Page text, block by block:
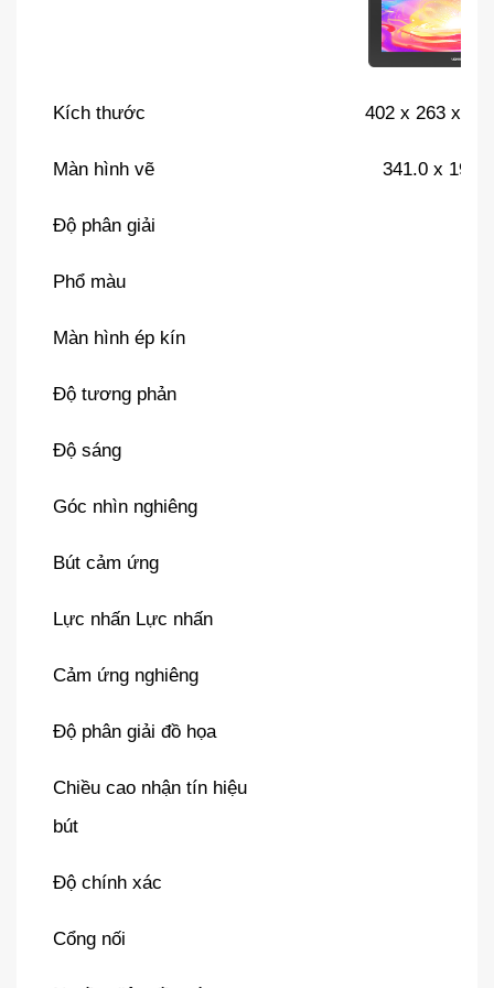
Kích thước 402 x 263 x
Màn hình vẽ 341.0 x
Độ phân giải
Phổ màu
Màn hình ép kín
Độ tương phản
Độ sáng
Góc nhìn nghiêng
Bút cảm ứng
Lực nhấn Lực nhấn
Cảm ứng nghiêng
Độ phân giải đồ họa
Chiều cao nhận tín hiệu
bút
Độ chính xác
Cổng nối